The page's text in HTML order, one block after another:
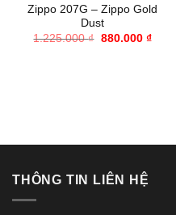
Zippo 207G – Zippo Gold
Dust
1.225.000₫ Giá
880.000 ₫Giá
THÔNG TIN LIÊN HỆ